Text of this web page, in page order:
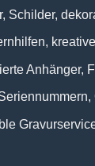
Schilder,
Anhänger,